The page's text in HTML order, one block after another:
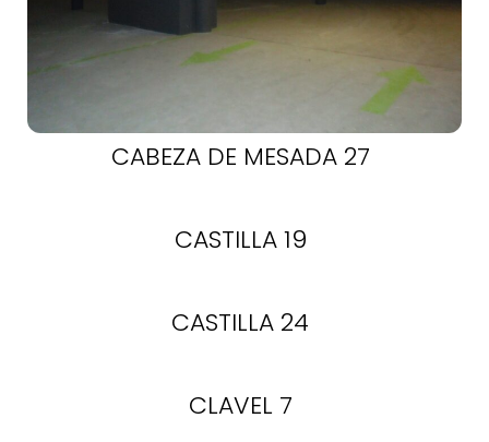
CABEZA DE MESADA 27
CASTILLA 19
CASTILLA 24
CLAVEL 7